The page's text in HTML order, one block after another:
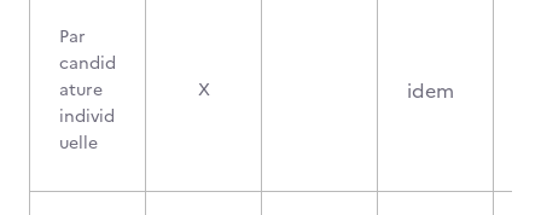
Par
candid
ature
individ
uelle
X idem